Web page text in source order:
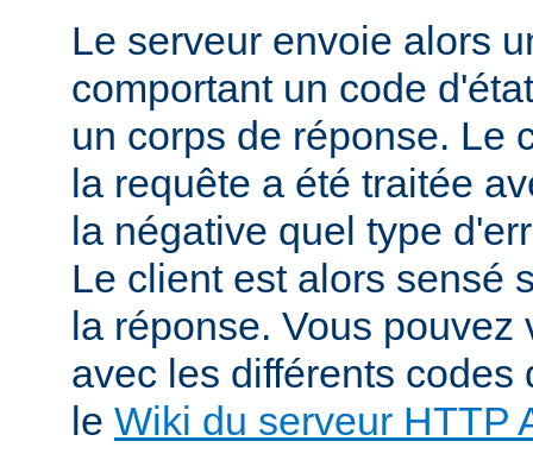
Le serveur envoie alors
comportant un code
un corps de réponse. Le
la requête a été traitée
la négative quel type
Le client est alors sensé
la réponse. Vous pouvez
avec les différents codes
le Wiki du serveur HTTP